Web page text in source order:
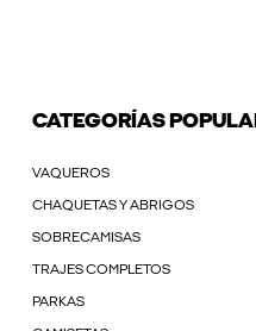
CATEGORÍAS
VAQUEROS
CHAQUETAS Y ABRIGOS
SOBRECAMISAS
TRAJES COMPLETOS
PARKAS